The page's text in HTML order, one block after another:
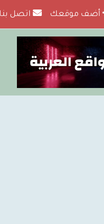
أضف موقعك اتصل بنا